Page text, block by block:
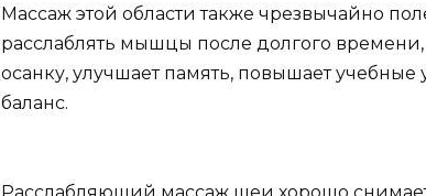
Массаж этой области также чрезвычайно
расслаблять мышцы после долгого
осанку, улучшает память, повышает
баланс.